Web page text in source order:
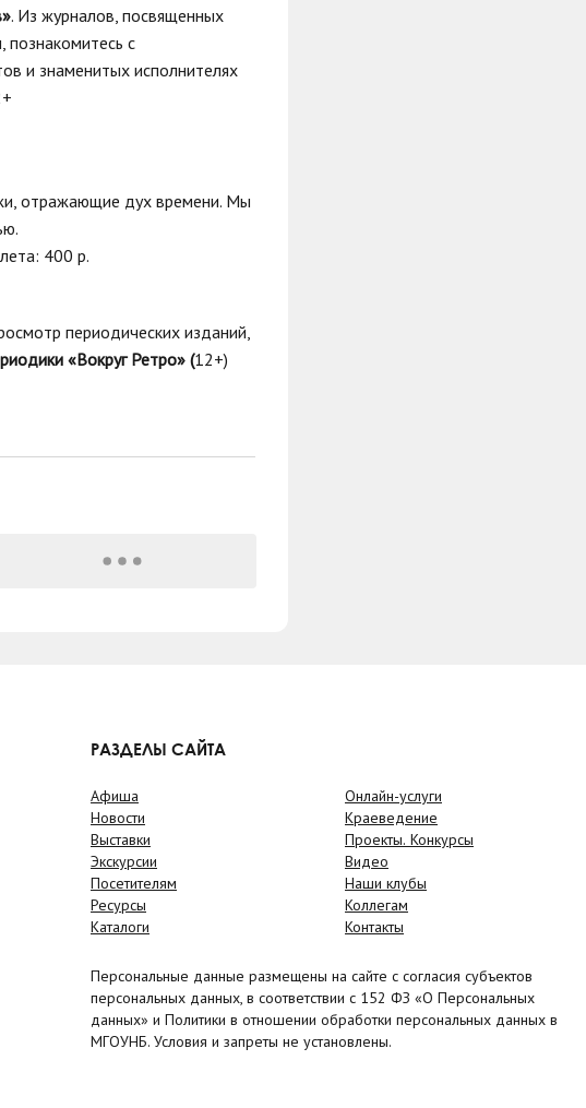
. Из журналов, посвященных
познакомитесь с
и знаменитых исполнителях
отражающие дух времени. Мы
400 р.
периодических изданий,
«Вокруг Ретро» (12+)
РАЗДЕЛЫ САЙТА
Афиша
Новости
Выставки
Экскурсии
Посетителям
Ресурсы
Каталоги
Онлайн-услуги
Краеведение
Проекты. Конкурсы
Видео
Наши клубы
Коллегам
Контакты
Персональные данные размещены на сайте с согласия субъектов
персональных данных, в соответствии с 152 ФЗ «О Персональных
данных» и Политики в отношении обработки персональных данных в
МГОУНБ. Условия и запреты не установлены.